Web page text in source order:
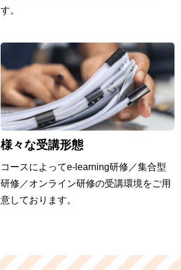
す。
様々な受講形態
コースによってe-learning研修／集合型
研修／オンライン研修の受講環境をご用
意しております。